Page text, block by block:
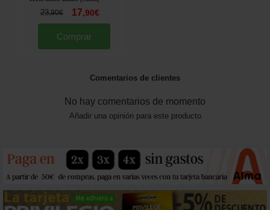
23,90€ 17,90€
Comprar
Comentarios de clientes
No hay comentarios de momento
Añadir una opinión para este producto